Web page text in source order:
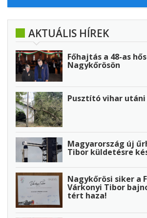
AKTUÁLIS HÍREK
Főhajtás a 48-as
Nagykőrösön
Pusztító vihar
Magyarország új
Tibor küldetésre
Nagykőrösi siker a
Várkonyi Tibor
tért haza!